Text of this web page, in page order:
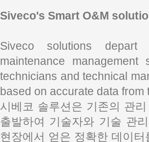
Siveco's Smart O&M
Siveco solutions depart
maintenance
technicians and technical
based on accurate data from
시베코 솔루션은 기존의 관
출발하여 기술자와 기술 관
현장에서 얻은 정확한 데이